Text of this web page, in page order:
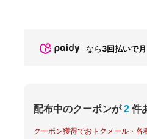
なら3回払いで
配布中のクーポンが 2 件
クーポン獲得でおトクメール・